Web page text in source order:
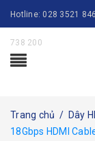
Hotline: 028 3521
738 200
Trang chủ / Dây
18Gbps HDMI